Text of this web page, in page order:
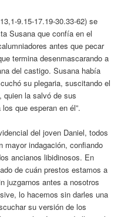
9.15-17.19-30.33-62) se
Susana que confía en el
antes que pecar
termina desenmascarando a
del castigo. Susana había
su plegaria, suscitando el
quien la salvó de sus
que esperan en él”.
del joven Daniel, todos
mayor indagación, confiando
ancianos libidinosos. En
de cuán prestos estamos a
juzgarnos antes a nosotros
lo hacemos sin darles una
su versión de los